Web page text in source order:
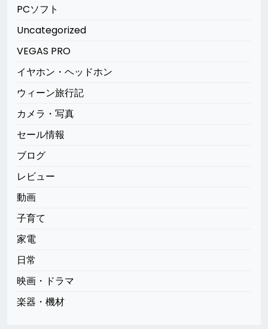
PCソフト
Uncategorized
VEGAS PRO
イヤホン・ヘッドホン
ウィーン旅行記
カメラ・写真
セール情報
ブログ
レビュー
動画
子育て
家電
日常
映画・ドラマ
楽器・機材